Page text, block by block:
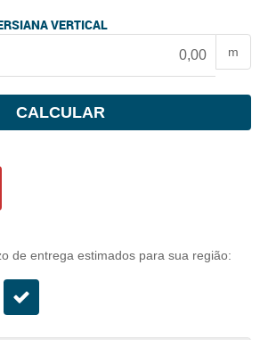
VERTICAL
m
CALCULAR
de entrega estimados para sua região: